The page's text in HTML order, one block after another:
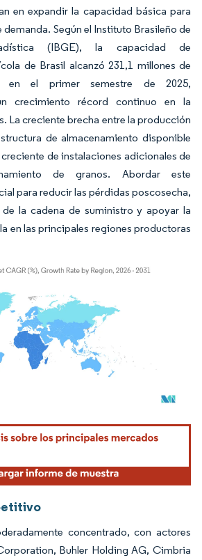
en expandir la capacidad básica para
Según el Instituto Brasileño de
(IBGE), la capacidad de
de Brasil alcanzó 231,1 millones de
en el primer semestre de 2025,
crecimiento récord continuo en la
La creciente brecha entre la producción
de almacenamiento disponible
de instalaciones adicionales de
de granos. Abordar este
para reducir las pérdidas poscosecha,
la cadena de suministro y apoyar la
en las principales regiones productoras
El uso requiere atribución según CC BY 4.0.
concentrado, con actores
Buhler Holding AG, Cimbria